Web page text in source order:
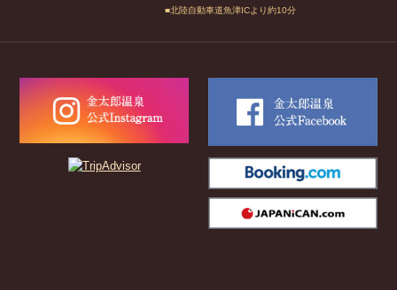
■北陸自動車道魚津ICより約10分